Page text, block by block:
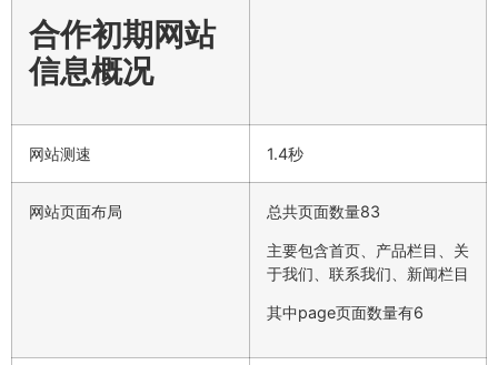
合作初期网站
信息概况
网站测速 1.4秒
网站页面布局 总共页面数量83
主要包含首页、产品栏目、关
于我们、联系我们、新闻栏目
其中page页面数量有6